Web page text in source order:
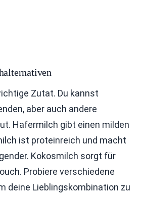
Zutat. Du kannst
aber auch andere
Hafermilch gibt einen milden
ist proteinreich und macht
Kokosmilch sorgt für
Probiere verschiedene
deine Lieblingskombination zu